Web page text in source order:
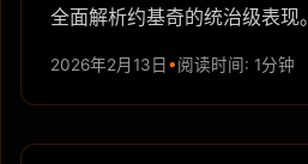
全面解析约基奇的统治级表现。
2026年2月13日 阅读时间: 1分钟